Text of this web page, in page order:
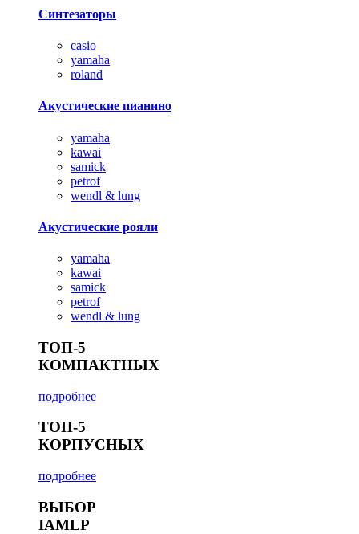
Синтезаторы
casio
yamaha
roland
Акустические пианино
yamaha
kawai
samick
petrof
wendl & lung
Акустические рояли
yamaha
kawai
samick
petrof
wendl & lung
ТОП-5
КОМПАКТНЫХ
подробнее
ТОП-5
КОРПУСНЫХ
подробнее
ВЫБОР
IAMLP